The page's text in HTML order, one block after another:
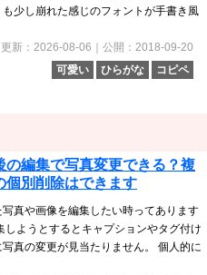
少し崩れた感じのフォントが手書き風
更新：2026-08-06｜公開：2018-09-20
可愛い
ひらがな コピペ
の編集で写真変更できる？複
個別削除はできます
真や画像を編集したい時ってあります
しようとするとキャプションやタグ付け
真の変更が見当たりません。 個人的に